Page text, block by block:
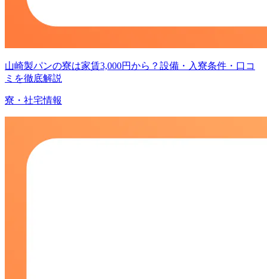
山崎製パンの寮は家賃3,000円から？設備・入寮条件・口コ
ミを徹底解説
寮・社宅情報